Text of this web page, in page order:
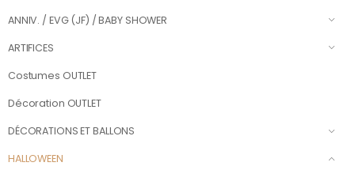
ANNIV. / EVG (JF) / BABY SHOWER
ARTIFICES
Costumes OUTLET
Décoration OUTLET
DÉCORATIONS ET BALLONS
HALLOWEEN